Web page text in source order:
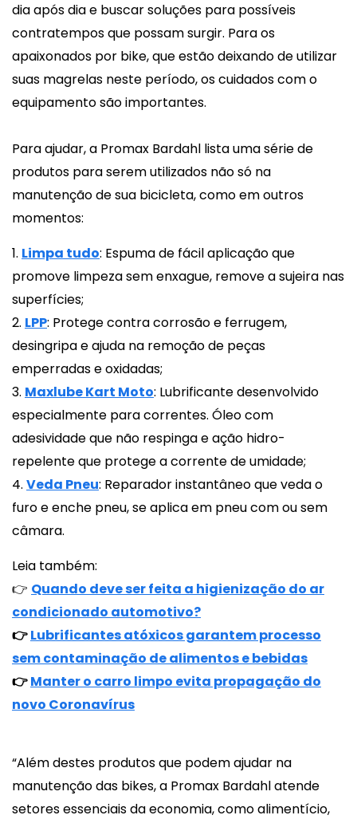
dia após dia e buscar soluções para possíveis
contratempos que possam surgir. Para os
apaixonados por bike, que estão deixando de utilizar
suas magrelas neste período, os cuidados com o
equipamento são importantes.
Para ajudar, a Promax Bardahl lista uma série de
produtos para serem utilizados não só na
manutenção de sua bicicleta, como em outros
momentos:
1. Limpa tudo: Espuma de fácil aplicação que
promove limpeza sem enxague, remove a sujeira nas
superfícies;
2. LPP: Protege contra corrosão e ferrugem,
desingripa e ajuda na remoção de peças
emperradas e oxidadas;
3. Maxlube Kart Moto: Lubrificante desenvolvido
especialmente para correntes. Óleo com
adesividade que não respinga e ação hidro-
repelente que protege a corrente de umidade;
4. Veda Pneu: Reparador instantâneo que veda o
furo e enche pneu, se aplica em pneu com ou sem
câmara.
Leia também:
👉 Quando deve ser feita a higienização do ar
condicionado automotivo?
👉Lubrificantes atóxicos garantem processo
sem contaminação de alimentos e bebidas
👉Manter o carro limpo evita propagação do
novo Coronavírus
“Além destes produtos que podem ajudar na
manutenção das bikes, a Promax Bardahl atende
setores essenciais da economia, como alimentício,